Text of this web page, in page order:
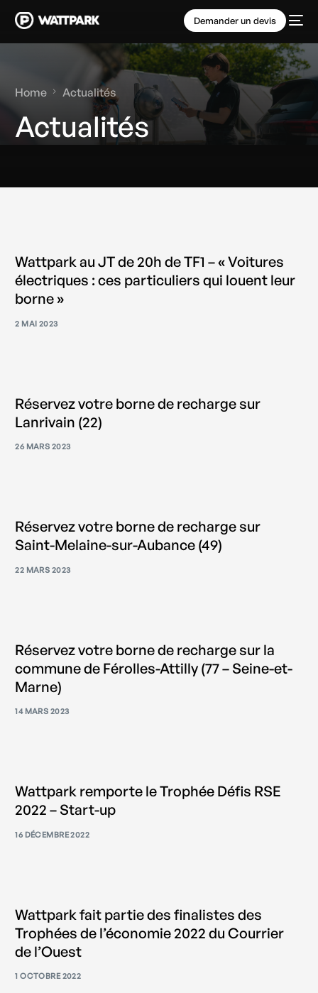
Demander un devis
Home Actualités
Actualités
Wattpark au JT de 20h de TF1 – « Voitures
électriques : ces particuliers qui louent leur
borne »
2 MAI 2023
Réservez votre borne de recharge sur
Lanrivain (22)
26 MARS 2023
Réservez votre borne de recharge sur
Saint-Melaine-sur-Aubance (49)
22 MARS 2023
Réservez votre borne de recharge sur la
commune de Férolles-Attilly (77 – Seine-et-
Marne)
14 MARS 2023
Wattpark remporte le Trophée Défis RSE
2022 – Start-up
16 DÉCEMBRE 2022
Wattpark fait partie des finalistes des
Trophées de l’économie 2022 du Courrier
de l’Ouest
1 OCTOBRE 2022